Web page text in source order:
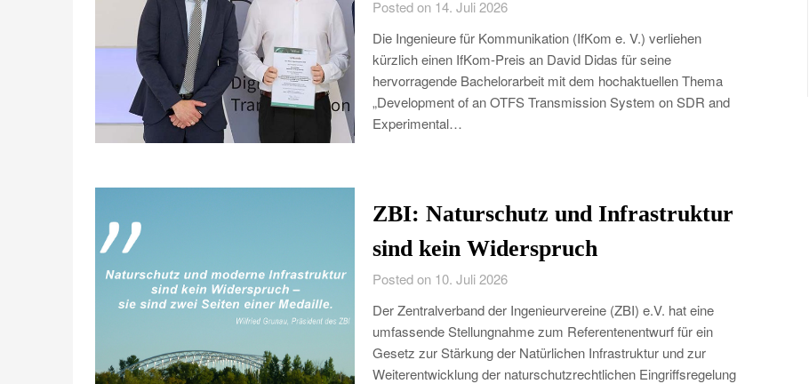
Posted on 14. Juli 2026
Die Ingenieure für Kommunikation (IfKom e. V.) verliehen
kürzlich einen IfKom-Preis an David Didas für seine
hervorragende Bachelorarbeit mit dem hochaktuellen Thema
„Development of an OTFS Transmission System on SDR and
Experimental…
ZBI: Naturschutz und Infrastruktur
sind kein Widerspruch
Posted on 10. Juli 2026
Der Zentralverband der Ingenieurvereine (ZBI) e.V. hat eine
umfassende Stellungnahme zum Referentenentwurf für ein
Gesetz zur Stärkung der Natürlichen Infrastruktur und zur
Weiterentwicklung der naturschutzrechtlichen Eingriffsregelung